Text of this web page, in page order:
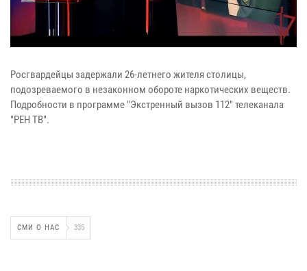
Росгвардейцы задержали 26-летнего жителя столицы,
подозреваемого в незаконном обороте наркотических веществ.
Подробности в программе "Экстренный вызов 112" телеканала
"РЕН ТВ".
СМИ О НАС 335